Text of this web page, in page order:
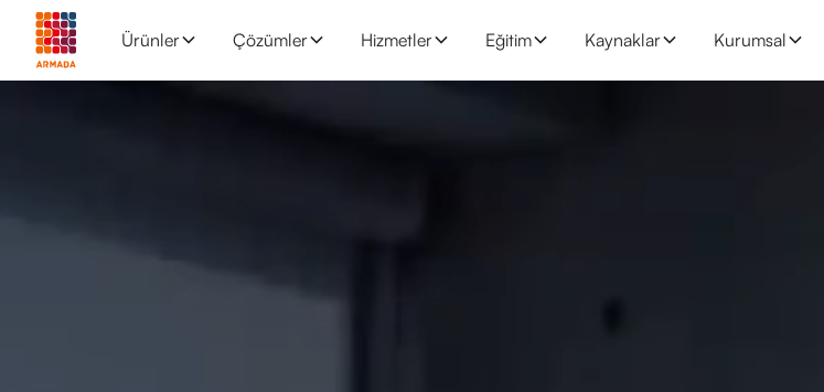
Ürünler Çözümler Hizmetler Eğitim Kaynaklar Kurumsal